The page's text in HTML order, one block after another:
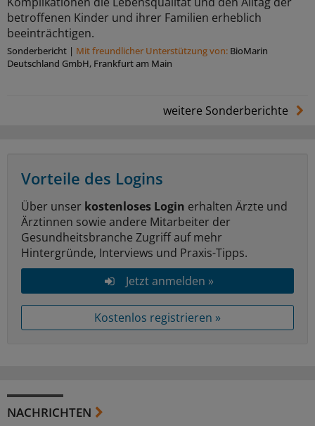
betroffenen Kinder und ihrer Familien erheblich
beeinträchtigen.
Sonderbericht | Mit freundlicher Unterstützung von: BioMarin
Deutschland GmbH, Frankfurt am Main
weitere Sonderberichte
Vorteile des Logins
Über unser kostenloses Login erhalten Ärzte und
Ärztinnen sowie andere Mitarbeiter der
Gesundheitsbranche Zugriff auf mehr
Hintergründe, Interviews und Praxis-Tipps.
Jetzt anmelden »
Kostenlos registrieren »
NACHRICHTEN